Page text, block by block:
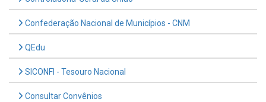
Receber Informações sobre novos Repasses
Hora:19:03/ Quinta-Feira,06 de agosto